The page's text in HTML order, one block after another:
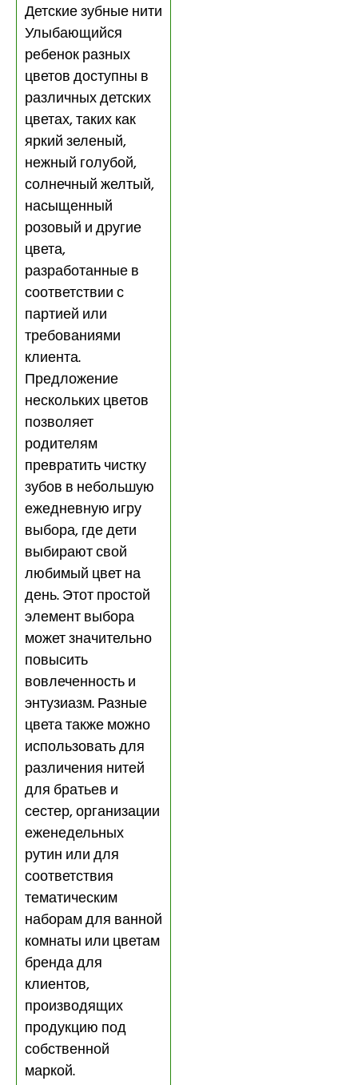
Детские зубные нити
Улыбающийся
ребенок разных
цветов доступны в
различных детских
цветах, таких как
яркий зеленый,
нежный голубой,
солнечный желтый,
насыщенный
розовый и другие
цвета,
разработанные в
соответствии с
партией или
требованиями
клиента.
Предложение
нескольких цветов
позволяет
родителям
превратить чистку
зубов в небольшую
ежедневную игру
выбора, где дети
выбирают свой
любимый цвет на
день. Этот простой
элемент выбора
может значительно
повысить
вовлеченность и
энтузиазм. Разные
цвета также можно
использовать для
различения нитей
для братьев и
сестер, организации
еженедельных
рутин или для
соответствия
тематическим
наборам для ванной
комнаты или цветам
бренда для
клиентов,
производящих
продукцию под
собственной
маркой.